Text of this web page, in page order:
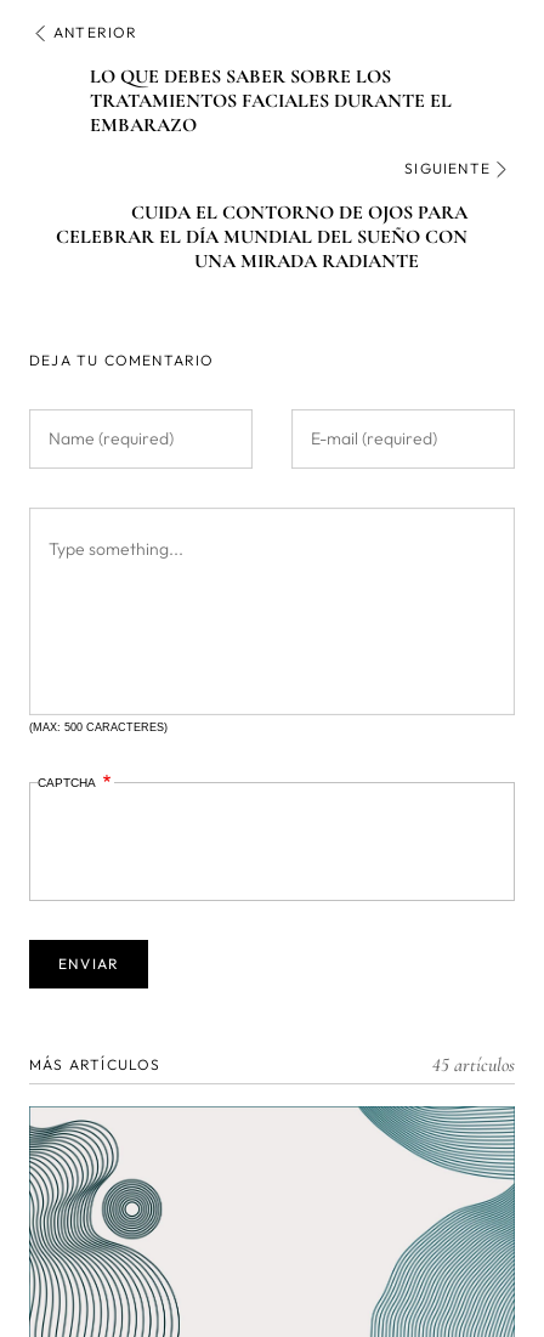
ANTERIOR
LO QUE DEBES SABER SOBRE LOS
TRATAMIENTOS FACIALES DURANTE EL
EMBARAZO
SIGUIENTE
CUIDA EL CONTORNO DE OJOS PARA
CELEBRAR EL DÍA MUNDIAL DEL SUEÑO CON
UNA MIRADA RADIANTE
DEJA TU COMENTARIO
(MAX: 500 CARACTERES)
CAPTCHA
MÁS ARTÍCULOS 45 artículos